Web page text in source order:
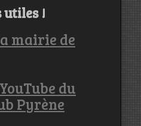
utiles !
mairie de
du
Pyrène